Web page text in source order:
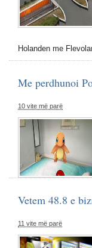
Holanden me
Me perdhunoi
10 vite më parë
Vetem 48.8 e
11 vite më parë